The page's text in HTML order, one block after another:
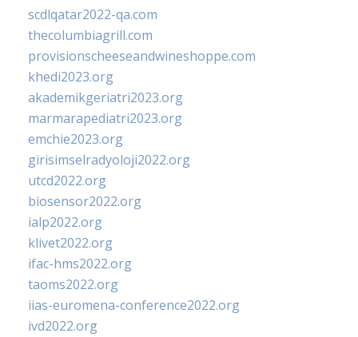
scdlqatar2022-qa.com
thecolumbiagrill.com
provisionscheeseandwineshoppe.com
khedi2023.org
akademikgeriatri2023.org
marmarapediatri2023.org
emchie2023.org
girisimselradyoloji2022.org
utcd2022.org
biosensor2022.org
ialp2022.org
klivet2022.org
ifac-hms2022.org
taoms2022.org
iias-euromena-conference2022.org
ivd2022.org